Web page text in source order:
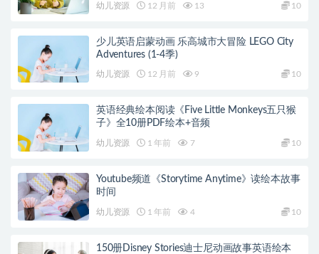
幼儿资源 12 月前 13 10
少儿英语启蒙动画 乐高城市大冒险 LEGO City
Adventures (1-4季)
幼儿资源 12 月前 9 10
英语经典绘本阅读《Five Little Monkeys五只猴
子》全10册PDF绘本+音频
幼儿资源 1 年前 7 10
Youtube频道《Storytime Anytime》读绘本故事
时间
幼儿资源 1 年前 4 10
150册Disney Stories迪士尼动画故事英语绘本